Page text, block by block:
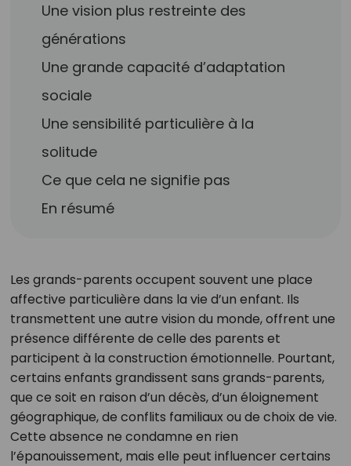
Une vision plus restreinte des
générations
Une grande capacité d’adaptation
sociale
Une sensibilité particulière à la
solitude
Ce que cela ne signifie pas
En résumé
Les grands-parents occupent souvent une place
affective particulière dans la vie d’un enfant. Ils
transmettent une autre vision du monde, offrent une
présence différente de celle des parents et
participent à la construction émotionnelle. Pourtant,
certains enfants grandissent sans grands-parents,
que ce soit en raison d’un décès, d’un éloignement
géographique, de conflits familiaux ou de choix de vie.
Cette absence ne condamne en rien
l’épanouissement, mais elle peut influencer certains